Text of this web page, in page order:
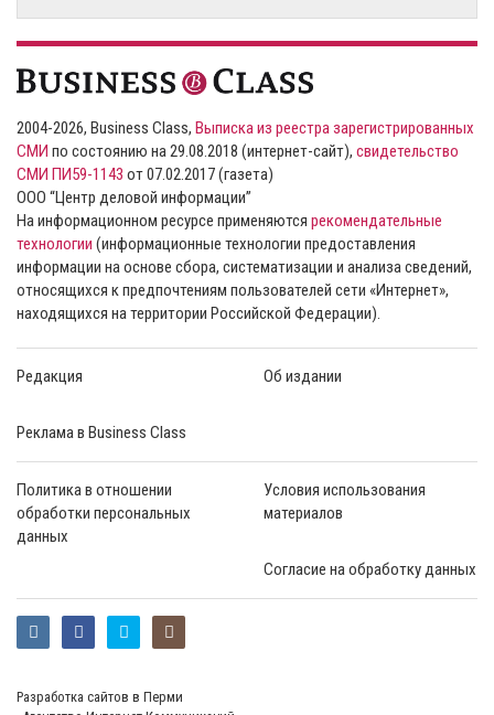
2004-2026, Business Class, Выписка из реестра зарегистрированных
СМИ по состоянию на 29.08.2018 (интернет-сайт), свидетельство
СМИ ПИ59-1143 от 07.02.2017 (газета)
ООО “Центр деловой информации”
На информационном ресурсе применяются рекомендательные
технологии (информационные технологии предоставления
информации на основе сбора, систематизации и анализа сведений,
относящихся к предпочтениям пользователей сети «Интернет»,
находящихся на территории Российской Федерации).
Редакция Об издании
Реклама в Business Class
Политика в отношении
обработки персональных
данных
Условия использования
материалов
Согласие на обработку данных
Разработка сайтов в Перми